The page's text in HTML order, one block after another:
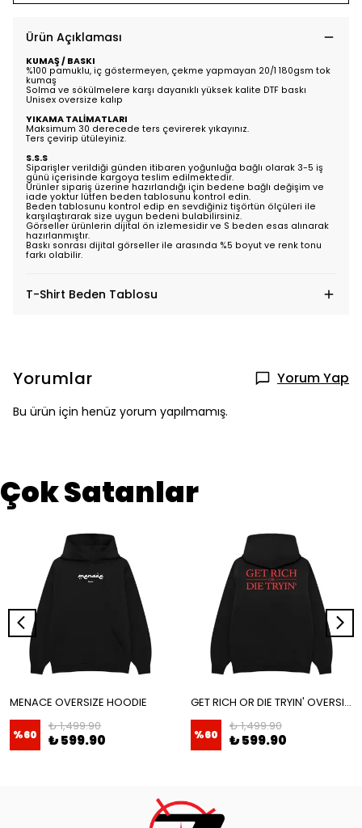
Ürün Açıklaması
KUMAŞ / BASKI
%100 pamuklu, iç göstermeyen, çekme yapmayan 20/1 180gsm tok
kumaş
Solma ve sökülmelere karşı dayanıklı yüksek kalite DTF baskı
Unisex oversize kalıp
YIKAMA TALİMATLARI
Maksimum 30 derecede ters çevirerek yıkayınız.
Ters çevirip ütüleyiniz.
S.S.S
Siparişler verildiği günden itibaren yoğunluğa bağlı olarak 3-5 iş
günü içerisinde kargoya teslim edilmektedir.
Ürünler sipariş üzerine hazırlandığı için bedene bağlı değişim ve
iade yoktur lütfen beden tablosunu kontrol edin.
Beden tablosunu kontrol edip en sevdiğiniz tişörtün ölçüleri ile
karşılaştırarak size uygun bedeni bulabilirsiniz.
Görseller ürünlerin dijital ön izlemesidir ve S beden esas alınarak
hazırlanmıştır.
Baskı sonrası dijital görseller ile arasında %5 boyut ve renk tonu
farkı olabilir.
T-Shirt Beden Tablosu
Yorumlar Yorum Yap
Bu ürün için henüz yorum yapılmamış.
Çok Satanlar
MENACE OVERSIZE HOODIE
%60
₺ 1,499.90
₺ 599.90
GET RICH OR DIE TRYIN' OVERSIZE HOODIE
%60
₺ 1,499.90
₺ 599.90